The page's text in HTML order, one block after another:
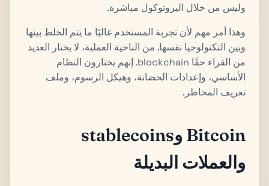
وليس من خلال البروتوكول مباشرة.
وهذا أمر مهم لأن تجربة المستخدم غالبًا ما يتم الخلط بينها
وبين التكنولوجيا نفسها. من الناحية العملية، لا يختار العديد
من القراء حقًا blockchain. إنهم يختارون النظام
الأساسي، وإعدادات الحضانة، وهيكل الرسوم، وملف
تعريف المخاطر.
Bitcoin وstablecoins
والعملات البديلة